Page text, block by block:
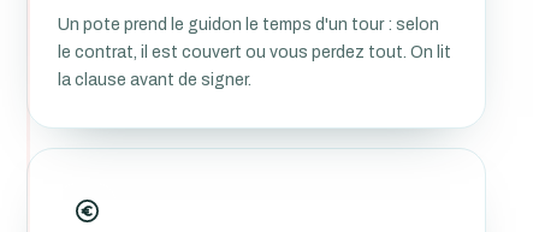
Un pote prend le guidon le temps d'un tour : selon
le contrat, il est couvert ou vous perdez tout. On lit
la clause avant de signer.